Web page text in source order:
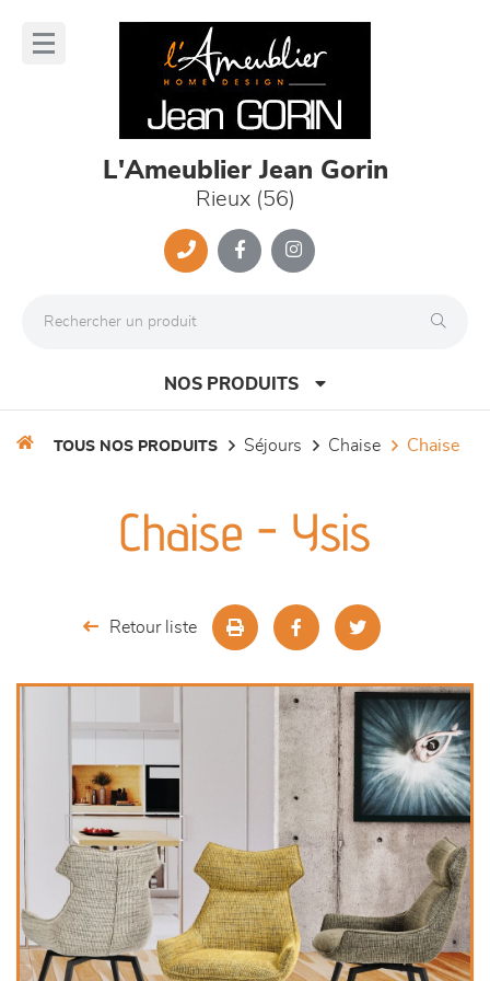
L'Ameublier Jean Gorin
Rieux (56)
NOS PRODUITS
meubles de complément
décoration
TOUS NOS PRODUITS séjours chaise chaise
Chaise - Ysis
Retour liste